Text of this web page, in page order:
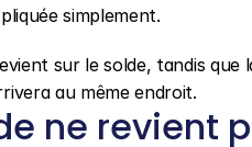
simplement.
sur le solde, tandis que
au même endroit.
ne revient